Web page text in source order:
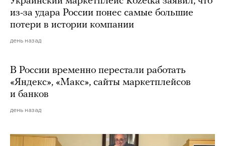
из-за удара России понес самые большие
потери в истории компании
день назад
В России временно перестали работать
«Яндекс», «Макс», сайты маркетплейсов
и банков
день назад